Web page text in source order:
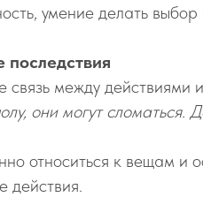
умение делать
последствия
между действиями
они могут сломаться.
относиться к вещам и
действия.